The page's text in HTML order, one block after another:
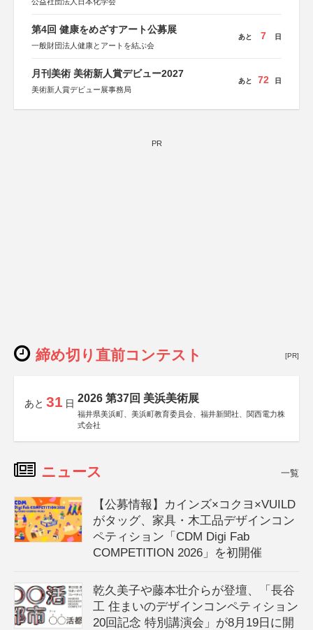
第4回 健康をめざすアート公募展
一般財団法人健康とアートを結ぶ会
あと 7 日
月刊美術 美術新人賞デビュー2027
美術新人賞デビュー展事務局
あと 72 日
PR
締め切り直前コンテスト [PR]
あと 31 日 2026 第37回 美浜美術展
福井県美浜町、美浜町教育委員会、福井新聞社、関西電力株
式会社
ニュース 一覧
【公募情報】カインズ×コクヨ×VUILD
がタッグ、家具・木工品デザインコン
ペティション「CDM Digi Fab
COMPETITION 2026」を初開催
乾久美子や藤本壮介らが登壇、「長谷
工 住まいのデザインコンペティション
20回記念 特別講演会」が8月19日に開